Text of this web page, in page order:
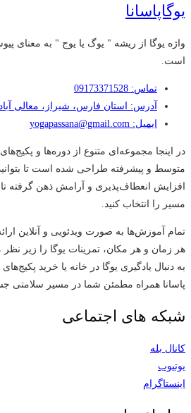
یوگاپاسانا
واژه یوگا از ریشه " یوگ یا یوج " به معنای
است.
تماس: 09173371528
آدرس: استان فارس، شیراز، معالی
ایمیل: yogapassana@gmail.com
در اینجا مجموعه‌ای متنوع از دوره‌ها و
متوسط و پیشرفته طراحی شده است تا
افزایش انعطاف‌پذیری و آرامش ذهن گرفته تا
مسیر را انتخاب کنید.
تمام آموزش‌ها به صورت ویدئویی و آنلاین
هر زمان و هر مکان، تمرینات یوگا را زیر نظر
به دنبال یادگیری یوگا در خانه یا خرید
پاسانا همراه مطمئن شما در مسیر سلامتی
شبکه های اجتماعی
کانال بله
یوتیوب
اینستاگرام